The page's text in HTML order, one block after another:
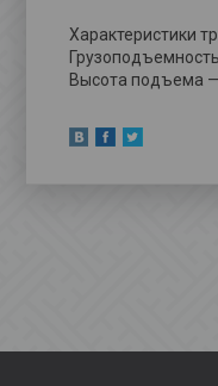
Характеристики
Высота подъема